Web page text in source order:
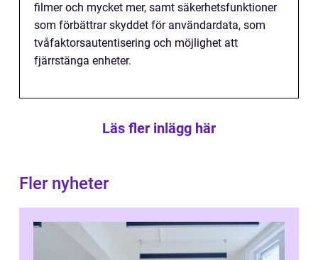
filmer och mycket mer, samt säkerhetsfunktioner
som förbättrar skyddet för användardata, som
tvåfaktorsautentisering och möjlighet att
fjärrstänga enheter.
Läs fler inlägg här
Fler nyheter